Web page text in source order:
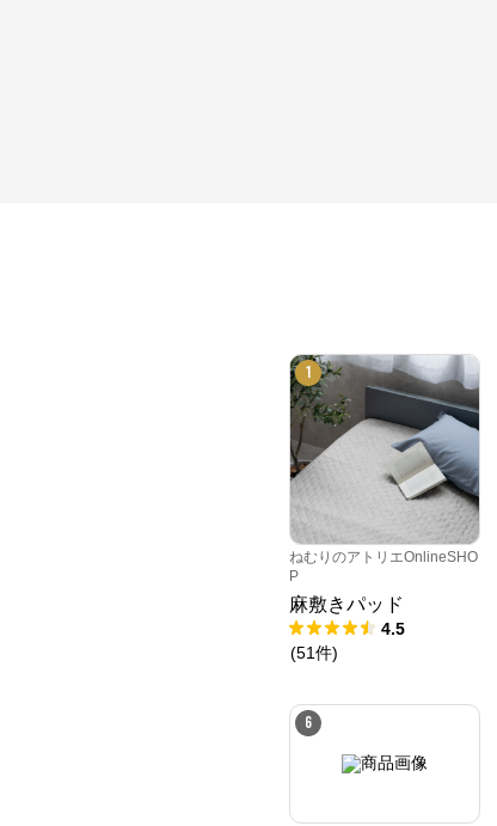
1
ねむりのアトリエOnlineSHO
P
麻敷きパッド
4.5
(51件)
6